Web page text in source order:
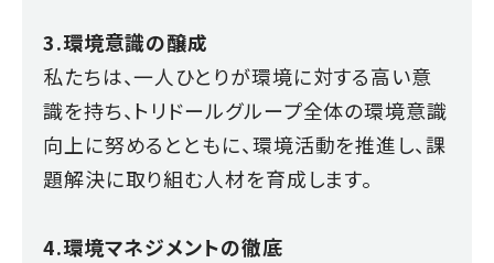
3.環境意識の醸成
私たちは、一人ひとりが環境に対する高い意
識を持ち、トリドールグループ全体の環境意識
向上に努めるとともに、環境活動を推進し、課
題解決に取り組む人材を育成します。
4.環境マネジメントの徹底